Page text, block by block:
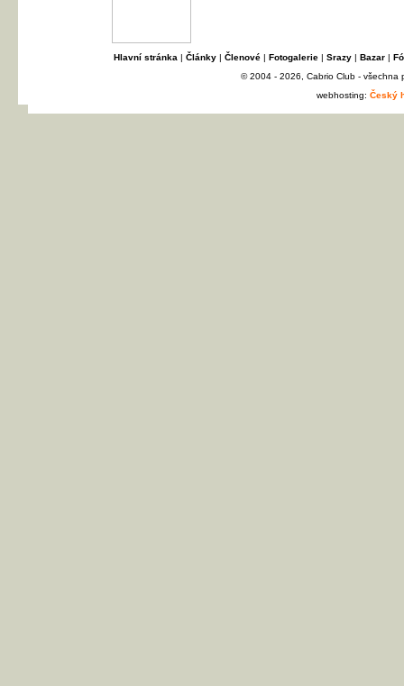
Hlavní stránka | Články| Členové| Fotogalerie| Srazy| Bazar|
© 2004 - 2026, Cabrio Club - všechna
webhosting: Český